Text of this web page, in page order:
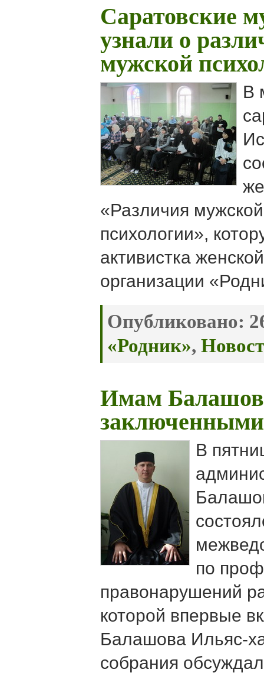
Саратовские
узнали о
мужской
В
«Различия
психологии»,
активистка
организации
Опубликовано:
«Родник»,
Имам
В
по
правонарушений
которой впервые
Балашова Ильяс-
собрания